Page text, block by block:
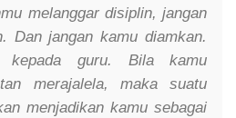
melanggar disiplin, jangan
Dan jangan kamu diamkan.
kepada guru. Bila kamu
merajalela, maka suatu
menjadikan kamu sebagai